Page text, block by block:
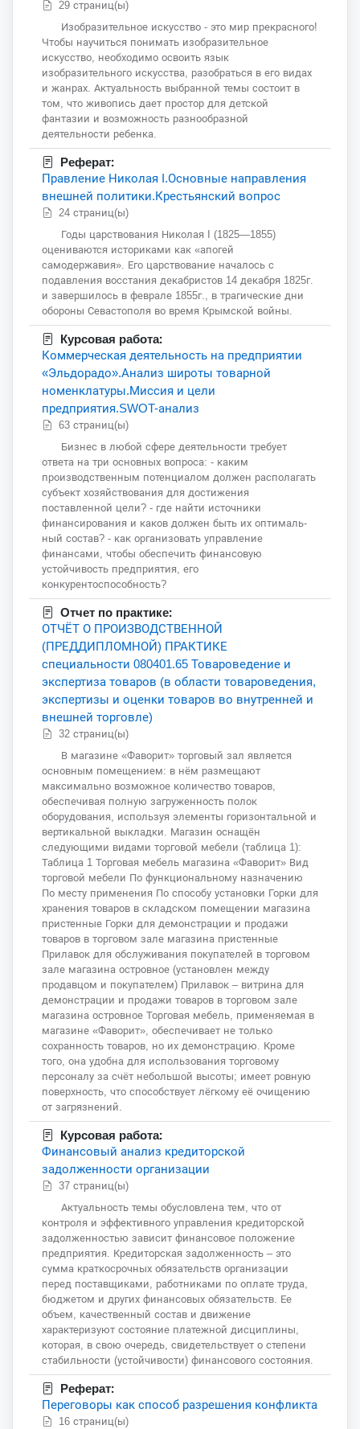
29 страниц(ы)
Изобразительное искусство - это мир прекрасного!
Чтобы научиться понимать изобразительное
искусство, необходимо освоить язык
изобразительного искусства, разобраться в его видах
и жанрах. Актуальность выбранной темы состоит в
том, что живопись дает простор для детской
фантазии и возможность разнообразной
деятельности ребенка.
Реферат:
Правление Николая I.Основные направления
внешней политики.Крестьянский вопрос
24 страниц(ы)
Годы царствования Николая I (1825—1855)
оцениваются историками как «апогей
самодержавия». Его царствование началось с
подавления восстания декабристов 14 декабря 1825г.
и завершилось в феврале 1855г., в трагические дни
обороны Севастополя во время Крымской войны.
Курсовая работа:
Коммерческая деятельность на предприятии
«Эльдорадо».Анализ широты товарной
номенклатуры.Миссия и цели
предприятия.SWOT-анализ
63 страниц(ы)
Бизнес в любой сфере деятельности требует
ответа на три основных вопроса: - каким
производственным потенциалом должен располагать
субъект хозяйствования для достижения
поставленной цели? - где найти источники
финансирования и каков должен быть их оптималь-
ный состав? - как организовать управление
финансами, чтобы обеспечить финансовую
устойчивость предприятия, его
конкурентоспособность?
Отчет по практике:
ОТЧЁТ О ПРОИЗВОДСТВЕННОЙ
(ПРЕДДИПЛОМНОЙ) ПРАКТИКЕ
специальности 080401.65 Товароведение и
экспертиза товаров (в области товароведения,
экспертизы и оценки товаров во внутренней и
внешней торговле)
32 страниц(ы)
В магазине «Фаворит» торговый зал является
основным помещением: в нём размещают
максимально возможное количество товаров,
обеспечивая полную загруженность полок
оборудования, используя элементы горизонтальной и
вертикальной выкладки. Магазин оснащён
следующими видами торговой мебели (таблица 1):
Таблица 1 Торговая мебель магазина «Фаворит» Вид
торговой мебели По функциональному назначению
По месту применения По способу установки Горки для
хранения товаров в складском помещении магазина
пристенные Горки для демонстрации и продажи
товаров в торговом зале магазина пристенные
Прилавок для обслуживания покупателей в торговом
зале магазина островное (установлен между
продавцом и покупателем) Прилавок – витрина для
демонстрации и продажи товаров в торговом зале
магазина островное Торговая мебель, применяемая в
магазине «Фаворит», обеспечивает не только
сохранность товаров, но их демонстрацию. Кроме
того, она удобна для использования торговому
персоналу за счёт небольшой высоты; имеет ровную
поверхность, что способствует лёгкому её очищению
от загрязнений.
Курсовая работа:
Финансовый анализ кредиторской
задолженности организации
37 страниц(ы)
Актуальность темы обусловлена тем, что от
контроля и эффективного управления кредиторской
задолженностью зависит финансовое положение
предприятия. Кредиторская задолженность – это
сумма краткосрочных обязательств организации
перед поставщиками, работниками по оплате труда,
бюджетом и других финансовых обязательств. Ее
объем, качественный состав и движение
характеризуют состояние платежной дисциплины,
которая, в свою очередь, свидетельствует о степени
стабильности (устойчивости) финансового состояния.
Реферат:
Переговоры как способ разрешения конфликта
16 страниц(ы)